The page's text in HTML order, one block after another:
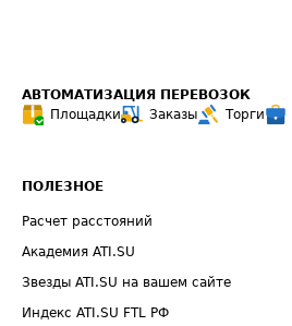
АВТОМАТИЗАЦИЯ ПЕРЕВОЗОК
Площадки
Заказы Торги
ПОЛЕЗНОЕ
Расчет расстояний
Академия ATI.SU
Звезды ATI.SU на вашем сайте
Индекс ATI.SU FTL РФ